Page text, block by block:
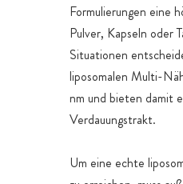
Formulierungen eine
Pulver, Kapseln oder
Situationen
liposomalen Multi-
nm und bieten damit
Verdauungstrakt.
Um eine echte